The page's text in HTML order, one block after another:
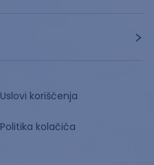
Uslovi korišćenja
Politika kolačića